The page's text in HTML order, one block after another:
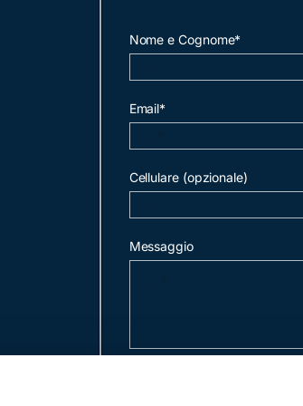
Nome e Cognome*
Email*
Cellulare (opzionale)
Messaggio